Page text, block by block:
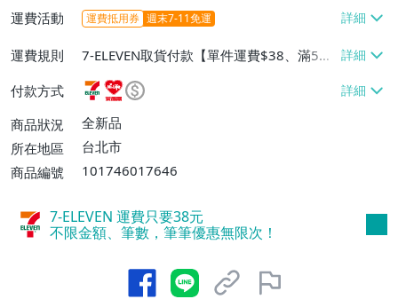
運費活動 運費抵用券 週末7-11免運
運費規則
7-ELEVEN取貨付款【單件運費$38、滿5件
或消費滿$1298免運費】、7-ELEVEN取貨
不付款【免運費】、萊爾富取貨付款【單件
運費$60、滿5件或消費滿$1298免運
費】、宅配/貨運【單件運費$120、滿5件
付款方式
商品狀況
全新品
所在地區
台北市
商品編號
101746017646
7-ELEVEN 運費只要38元
不限金額、筆數，筆筆優惠無限次！